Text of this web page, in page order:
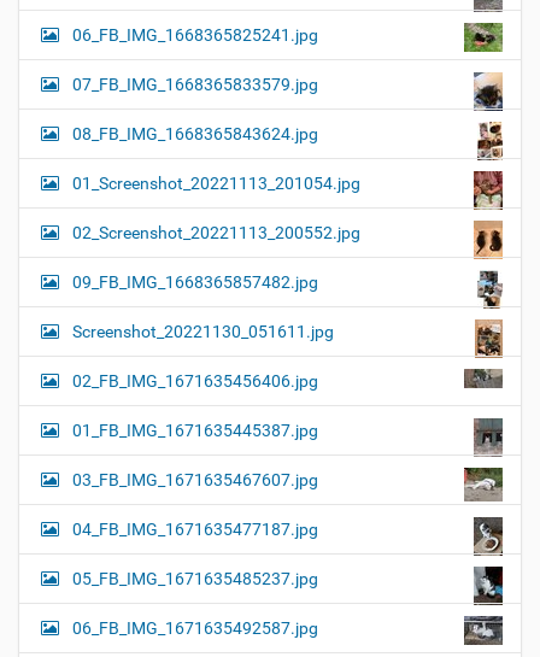
06_FB_IMG_1668365825241.jpg
07_FB_IMG_1668365833579.jpg
08_FB_IMG_1668365843624.jpg
01_Screenshot_20221113_201054.jpg
02_Screenshot_20221113_200552.jpg
09_FB_IMG_1668365857482.jpg
Screenshot_20221130_051611.jpg
02_FB_IMG_1671635456406.jpg
01_FB_IMG_1671635445387.jpg
03_FB_IMG_1671635467607.jpg
04_FB_IMG_1671635477187.jpg
05_FB_IMG_1671635485237.jpg
06_FB_IMG_1671635492587.jpg